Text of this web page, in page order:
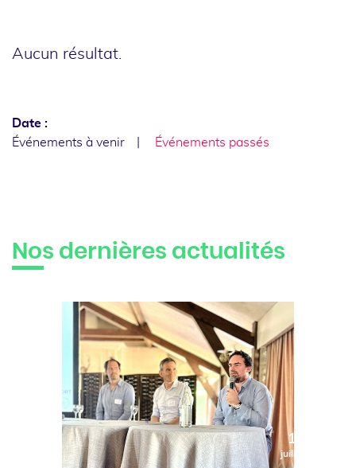
Aucun résultat.
Date :
Événements à venir
Événements passés
Nos dernières actualités
10
juillet